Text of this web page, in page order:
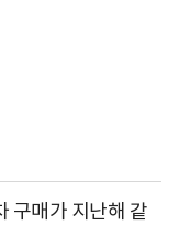
구매가 지난해 같